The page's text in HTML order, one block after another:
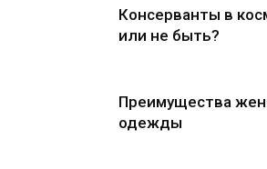
Консерванты в
или не быть?
Преимущества
одежды